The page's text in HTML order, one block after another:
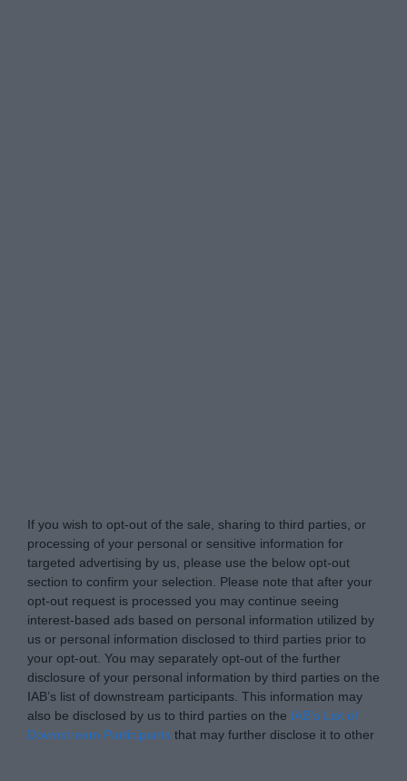
If you wish to opt-out of the sale, sharing to third parties, or
processing of your personal or sensitive information for
targeted advertising by us, please use the below opt-out
section to confirm your selection. Please note that after your
opt-out request is processed you may continue seeing
interest-based ads based on personal information utilized by
us or personal information disclosed to third parties prior to
your opt-out. You may separately opt-out of the further
disclosure of your personal information by third parties on the
IAB’s list of downstream participants. This information may
also be disclosed by us to third parties on the IAB’s List of
Downstream Participants that may further disclose it to other